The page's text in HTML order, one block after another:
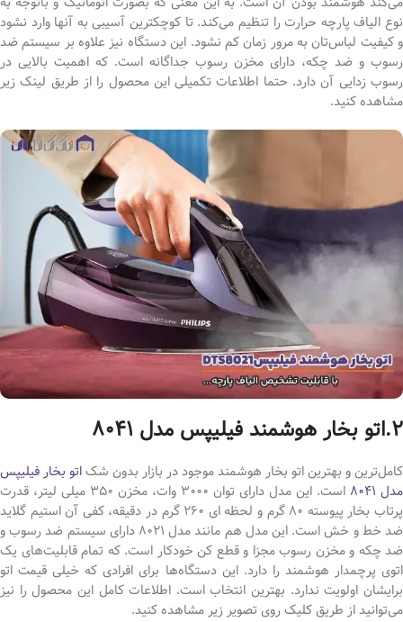
نوع الیاف پارچه حرارت را تنظیم می‌کند. تا کوچکترین آسیبی به آنها وارد نشود
و کیفیت لباس‌تان به مرور زمان کم نشود. این دستگاه نیز علاوه بر سیستم ضد
رسوب و ضد چکه، دارای مخزن رسوب جداگانه است. که اهمیت بالایی در
رسوب زدایی آن دارد. حتما اطلاعات تکمیلی این محصول را از طریق لینک زیر
مشاهده کنید.
2.اتو بخار هوشمند فیلیپس مدل 8041
کامل‌ترین و بهترین اتو بخار هوشمند موجود در بازار بدون شکاتو بخار فیلیپس
مدل 8041
است. این مدل دارای توان 3000 وات، مخزن 350 میلی لیتر، قدرت
پرتاب بخار پیوسته 80 گرم و لحظه ای 260 گرم در دقیقه، کفی آن استیم گلاید
ضد خط و خش است. این مدل هم مانند مدل 8021 دارای سیستم ضد رسوب و
ضد چکه و مخزن رسوب مجزا و قطع کن خودکار است. که تمام قابلیت‌های یک
اتوی پرچمدار هوشمند را دارد. این دستگاه‌ها برای افرادی که خیلی قیمت اتو
برایشان اولویت ندارد. بهترین انتخاب است. اطلاعات کامل این محصول را نیز
می‌توانید از طریق کلیک روی تصویر زیر مشاهده کنید.